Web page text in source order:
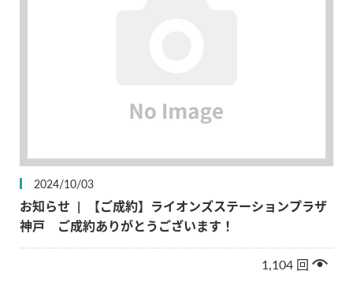
2024/10/03
お知らせ |
【ご成約】ライオンズステーションプラザ
神戸 ご成約ありがとうございます！
1,104 回